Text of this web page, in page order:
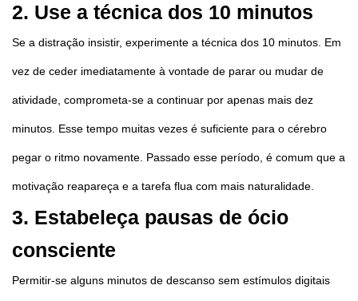
2. Use a técnica dos 10 minutos
Se a distração insistir, experimente a técnica dos 10 minutos. Em
vez de ceder imediatamente à vontade de parar ou mudar de
atividade, comprometa-se a continuar por apenas mais dez
minutos. Esse tempo muitas vezes é suficiente para o cérebro
pegar o ritmo novamente. Passado esse período, é comum que a
motivação reapareça e a tarefa flua com mais naturalidade.
3. Estabeleça pausas de ócio
consciente
Permitir-se alguns minutos de descanso sem estímulos digitais